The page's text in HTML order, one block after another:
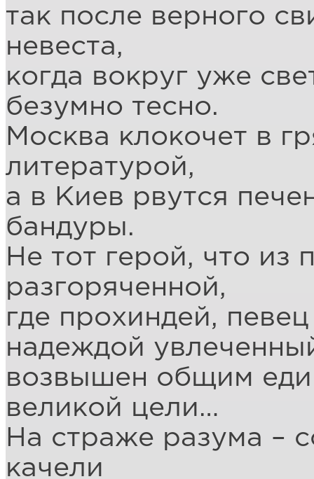
так после верного
невеста,
когда вокруг уже
безумно тесно.
Москва клокочет в
литературой,
а в Киев рвутся
бандуры.
Не тот герой, что из
разгоряченной,
где прохиндей,
надеждой
возвышен общим
великой цели…
На страже разума –
качели